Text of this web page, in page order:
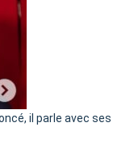
il parle avec ses